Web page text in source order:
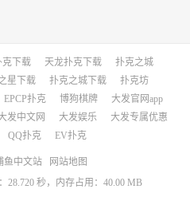
克下载 天龙扑克下载
扑克之城
星下载 扑克之城下载
扑克坊
EPCP扑克 博狗棋牌
大发官网app
发中文网 大发娱乐
大发专属优惠
QQ扑克 EV扑克
鱼中文站
网站地图
28.720 秒，内存占用：40.00 MB